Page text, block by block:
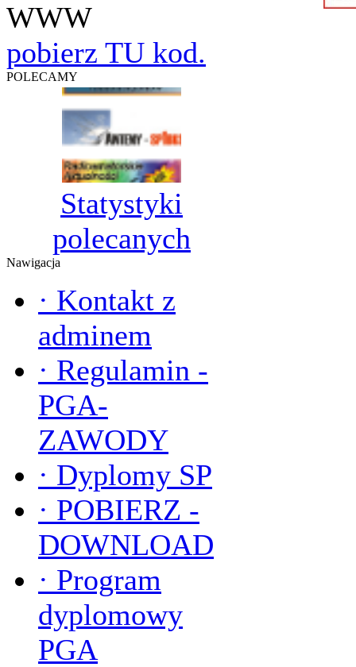
WWW
pobierz TU kod.
POLECAMY
Statystyki
polecanych
Nawigacja
· Kontakt z
adminem
· Regulamin -
PGA-
ZAWODY
· Dyplomy SP
· POBIERZ -
DOWNLOAD
· Program
dyplomowy
PGA